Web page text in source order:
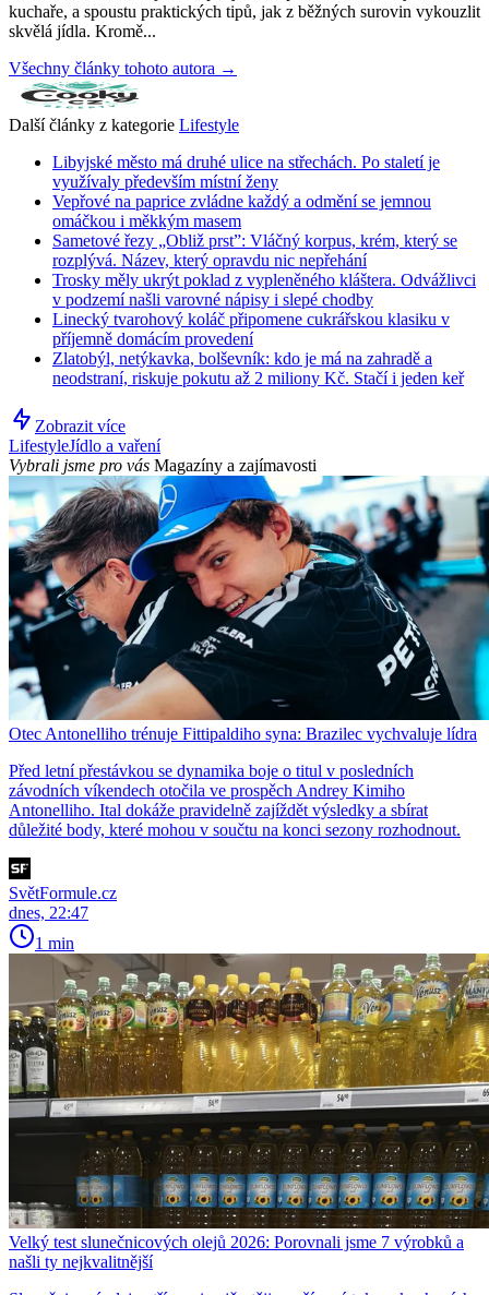
kuchaře, a spoustu praktických tipů, jak z běžných surovin vykouzlit
skvělá jídla. Kromě...
Všechny články tohoto autora →
Další články z kategorie Lifestyle
Libyjské město má druhé ulice na střechách. Po staletí je
využívaly především místní ženy
Vepřové na paprice zvládne každý a odmění se jemnou
omáčkou i měkkým masem
Sametové řezy „Obliž prst”: Vláčný korpus, krém, který se
rozplývá. Název, který opravdu nic nepřehání
Trosky měly ukrýt poklad z vypleněného kláštera. Odvážlivci
v podzemí našli varovné nápisy i slepé chodby
Linecký tvarohový koláč připomene cukrářskou klasiku v
příjemně domácím provedení
Zlatobýl, netýkavka, bolševník: kdo je má na zahradě a
neodstraní, riskuje pokutu až 2 miliony Kč. Stačí i jeden keř
Zobrazit více
LifestyleJídlo a vaření
Vybrali jsme pro vás Magazíny a zajímavosti
Otec Antonelliho trénuje Fittipaldiho syna: Brazilec vychvaluje lídra
Před letní přestávkou se dynamika boje o titul v posledních
závodních víkendech otočila ve prospěch Andrey Kimiho
Antonelliho. Ital dokáže pravidelně zajíždět výsledky a sbírat
důležité body, které mohou v součtu na konci sezony rozhodnout.
SvětFormule.cz
dnes, 22:47
1 min
Velký test slunečnicových olejů 2026: Porovnali jsme 7 výrobků a
našli ty nejkvalitnější